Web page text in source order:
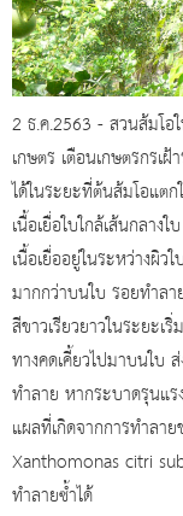
2 ธ.ค.2563 - สวนส้มโอ
เกษตร เตือนเกษตรกร
ได้ในระยะที่ต้นส้มโอแต
เนื้อเยื่อใบใกล้เส้นกลา
เนื้อเยื่ออยู่ในระหว่างผิ
มากกว่าบนใบ รอยทำลา
สีขาวเรียวยาวในระยะ
ทางคดเคี้ยวไปมาบนใบ
ทำลาย หากระบาดรุนแ
แผลที่เกิดจากการทำลา
Xanthomonas citri
ทำลายซ้ำได้